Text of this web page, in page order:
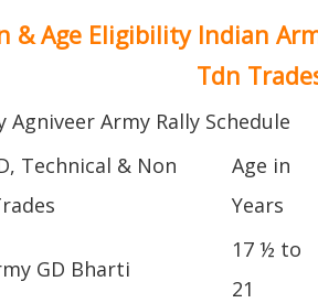
& Age Eligibility Indian
Tdn
Agniveer Army Rally Schedule
Technical & Non
Age in
Years
GD Bharti
17 ½ to
21